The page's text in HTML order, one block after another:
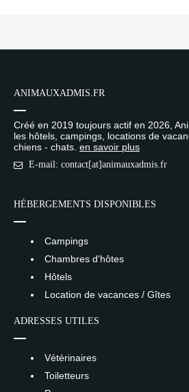
ANIMAUXADMIS.FR
Créé en 2019 toujours actif en 2026,
les hôtels, campings, locations de
chiens - chats. en savoir plus
E-mail: contact[at]animauxadmis.fr
HÉBERGEMENTS DISPONIBLES
Campings
Chambres d'hôtes
Hôtels
Location de vacances / Gîtes
ADRESSES UTILES
Vétérinaires
Toiletteurs